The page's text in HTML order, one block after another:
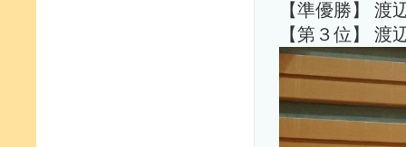
【準優勝】
【第３位】